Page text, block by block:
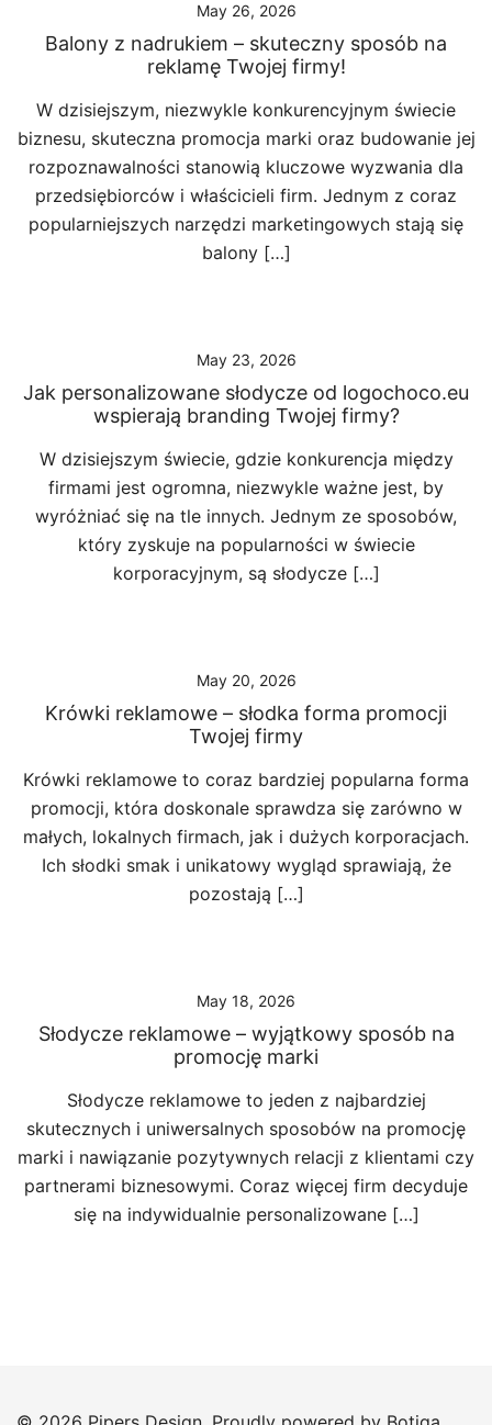
May 26, 2026
Balony z nadrukiem – skuteczny sposób na
reklamę Twojej firmy!
W dzisiejszym, niezwykle konkurencyjnym świecie
biznesu, skuteczna promocja marki oraz budowanie jej
rozpoznawalności stanowią kluczowe wyzwania dla
przedsiębiorców i właścicieli firm. Jednym z coraz
popularniejszych narzędzi marketingowych stają się
balony […]
May 23, 2026
Jak personalizowane słodycze od logochoco.eu
wspierają branding Twojej firmy?
W dzisiejszym świecie, gdzie konkurencja między
firmami jest ogromna, niezwykle ważne jest, by
wyróżniać się na tle innych. Jednym ze sposobów,
który zyskuje na popularności w świecie
korporacyjnym, są słodycze […]
May 20, 2026
Krówki reklamowe – słodka forma promocji
Twojej firmy
Krówki reklamowe to coraz bardziej popularna forma
promocji, która doskonale sprawdza się zarówno w
małych, lokalnych firmach, jak i dużych korporacjach.
Ich słodki smak i unikatowy wygląd sprawiają, że
pozostają […]
May 18, 2026
Słodycze reklamowe – wyjątkowy sposób na
promocję marki
Słodycze reklamowe to jeden z najbardziej
skutecznych i uniwersalnych sposobów na promocję
marki i nawiązanie pozytywnych relacji z klientami czy
partnerami biznesowymi. Coraz więcej firm decyduje
się na indywidualnie personalizowane […]